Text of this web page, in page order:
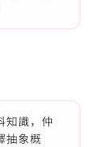
知識，仲
抽象概